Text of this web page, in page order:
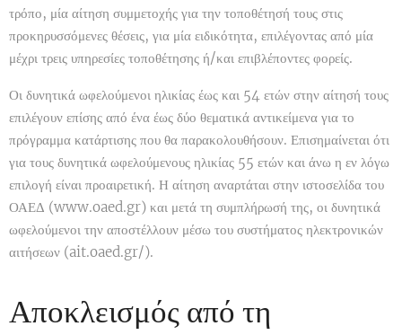
τρόπο, μία αίτηση συμμετοχής για την τοποθέτησή τους στις
προκηρυσσόμενες θέσεις, για μία ειδικότητα, επιλέγοντας από μία
μέχρι τρεις υπηρεσίες τοποθέτησης ή/και επιβλέποντες φορείς.
Οι δυνητικά ωφελούμενοι ηλικίας έως και 54 ετών στην αίτησή τους
επιλέγουν επίσης από ένα έως δύο θεματικά αντικείμενα για το
πρόγραμμα κατάρτισης που θα παρακολουθήσουν. Επισημαίνεται ότι
για τους δυνητικά ωφελούμενους ηλικίας 55 ετών και άνω η εν λόγω
επιλογή είναι προαιρετική. Η αίτηση αναρτάται στην ιστοσελίδα του
ΟΑΕΔ (www.oaed.gr) και μετά τη συμπλήρωσή της, οι δυνητικά
ωφελούμενοι την αποστέλλουν μέσω του συστήματος ηλεκτρονικών
αιτήσεων (ait.oaed.gr/).
Αποκλεισμός από τη